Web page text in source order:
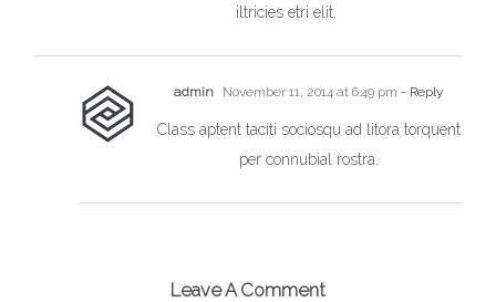
iltricies etri elit.
admin November 11, 2014 at 6:49 pm - Reply
Class aptent taciti sociosqu ad litora torquent
per connubial rostra.
Leave A Comment